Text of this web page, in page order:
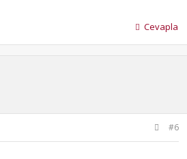
Cevapla
#6